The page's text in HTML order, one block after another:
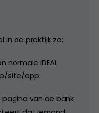
in de praktijk zo:
normale iDEAL
site/app.
pagina van de bank